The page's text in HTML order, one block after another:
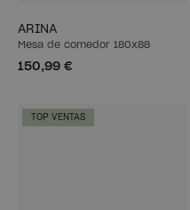
ARINA
Mesa de comedor 180x88
150,99 €
TOP VENTAS